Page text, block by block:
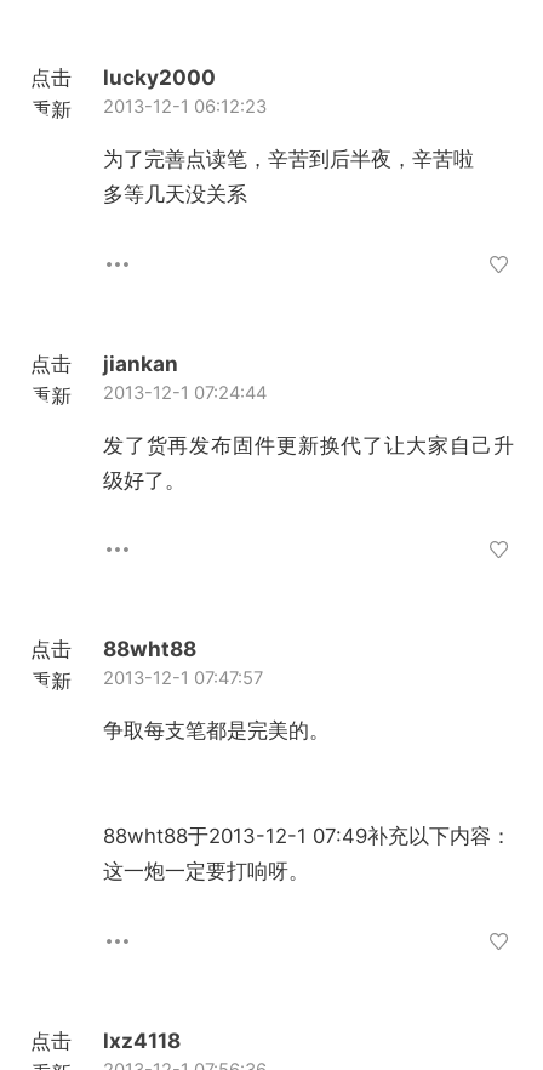
点击
重新
lucky2000
2013-12-1 06:12:23
为了完善点读笔，辛苦到后半夜，辛苦啦
多等几天没关系
点击
重新
jiankan
2013-12-1 07:24:44
发了货再发布固件更新换代了让大家自己升
级好了。
点击
重新
88wht88
2013-12-1 07:47:57
争取每支笔都是完美的。
88wht88于2013-12-1 07:49补充以下内容：
这一炮一定要打响呀。
点击
lxz4118